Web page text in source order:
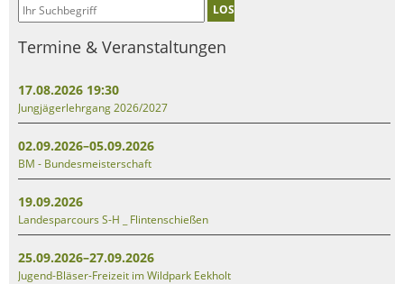
LOS
Termine & Veranstaltungen
17.08.2026 19:30
Jungjägerlehrgang 2026/2027
02.09.2026–05.09.2026
BM - Bundesmeisterschaft
19.09.2026
Landesparcours S-H _ Flintenschießen
25.09.2026–27.09.2026
Jugend-Bläser-Freizeit im Wildpark Eekholt